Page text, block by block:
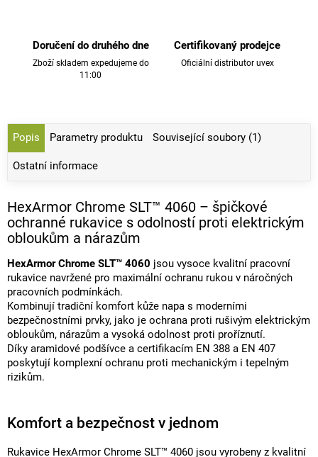
Doručení do druhého dne
Zboží skladem expedujeme do
11:00
Certifikovaný prodejce
Oficiální distributor uvex
Popis Parametry produktu Související soubory (1)
Ostatní informace
HexArmor Chrome SLT™ 4060 – špičkové
ochranné rukavice s odolností proti elektrickým
obloukům a nárazům
HexArmor Chrome SLT™ 4060 jsou vysoce kvalitní pracovní
rukavice navržené pro maximální ochranu rukou v náročných
pracovních podmínkách.
Kombinují tradiční komfort kůže napa s moderními
bezpečnostními prvky, jako je ochrana proti rušivým elektrickým
obloukům, nárazům a vysoká odolnost proti proříznutí.
Díky aramidové podšívce a certifikacím EN 388 a EN 407
poskytují komplexní ochranu proti mechanickým i tepelným
rizikům.
Komfort a bezpečnost v jednom
Rukavice HexArmor Chrome SLT™ 4060 jsou vyrobeny z kvalitní